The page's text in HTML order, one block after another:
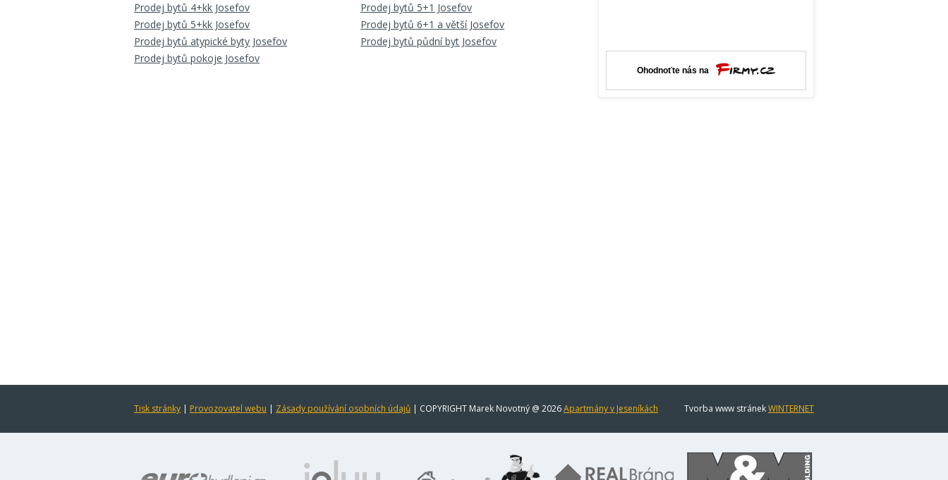
Prodej bytů 4+kk Josefov
Prodej bytů 5+1 Josefov
Prodej bytů 5+kk Josefov
Prodej bytů 6+1 a větší Josefov
Prodej bytů atypické byty Josefov
Prodej bytů půdní byt Josefov
Prodej bytů pokoje Josefov
Tisk stránky | Provozovatel webu | Zásady používání osobních údajů | COPYRIGHT Marek Novotný @ 2026Apartmány v Jeseníkách Tvorba www stránekWINTERNET